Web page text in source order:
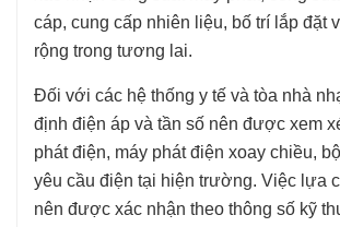
cáp, cung cấp nhiên liệu, bố trí lắp đặt
rộng trong tương lai.
Đối với các hệ thống y tế và tòa nhà
định điện áp và tần số nên được xem
phát điện, máy phát điện xoay chiều,
yêu cầu điện tại hiện trường. Việc lựa
nên được xác nhận theo thông số kỹ